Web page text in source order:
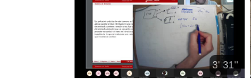
3' 31''